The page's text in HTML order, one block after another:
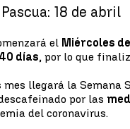
18 de abril
el Miércoles
40 días, por lo que
mes llegará la Semana
por las
del coronavirus.